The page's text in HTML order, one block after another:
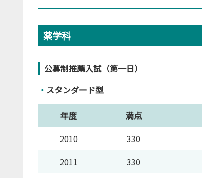
薬学科
公募制推薦入試（第一日）
・ スタンダード型
年度 満点
2010
330
2011
330